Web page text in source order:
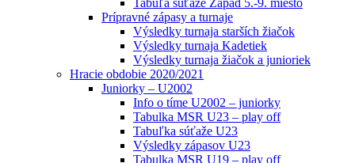
Prípravné zápasy a turnaje
Výsledky turnaja starších žiačok
Výsledky turnaja Kadetiek
Výsledky turnaja žiačok a junioriek
Hracie obdobie 2020/2021
Juniorky – U2002
Info o tíme U2002 – juniorky
Tabulka MSR U23 – play off
Tabuľka súťaže U23
Výsledky zápasov U23
Tabulka MSR U19 – play off